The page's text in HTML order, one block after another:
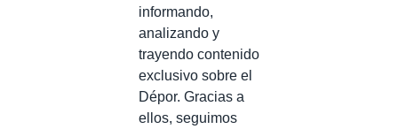
informando,
analizando y
trayendo contenido
exclusivo sobre el
Dépor. Gracias a
ellos, seguimos